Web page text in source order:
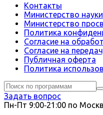
Контакты
Министерство
Министерство
Политика
Согласие на
Согласие на
Публичная оферта
Политика
Задать вопрос
Пн-Пт 9:00‑21:00 по